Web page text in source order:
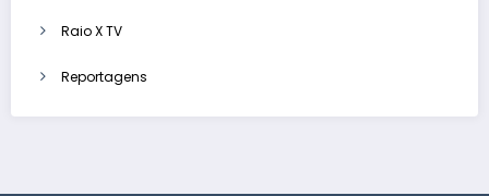
Raio X TV
Reportagens